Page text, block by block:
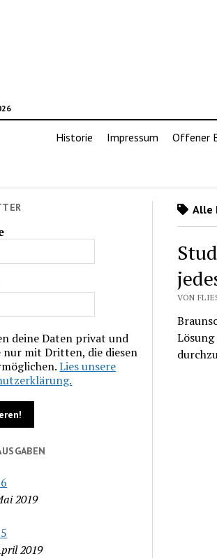
Historie Impressum Offener
deine Daten privat und
nur mit Dritten, die diesen
Lies unsere
2019
2019
Alle
VON